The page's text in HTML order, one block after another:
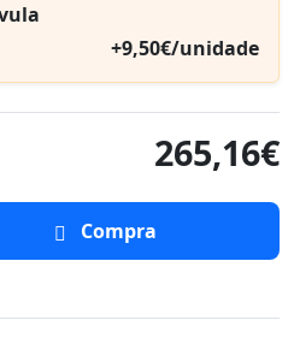
+9,50€/unidade
265,16€
Compra